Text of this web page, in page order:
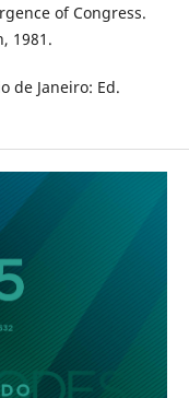
of Congress.
1981.
de Janeiro: Ed.